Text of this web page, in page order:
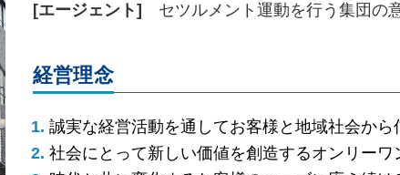
[エージェント]
セツルメント運動を行う集団の
経営理念
誠実な経営活動を通してお客様と地域社会から
社会にとって新しい価値を創造するオンリーワ